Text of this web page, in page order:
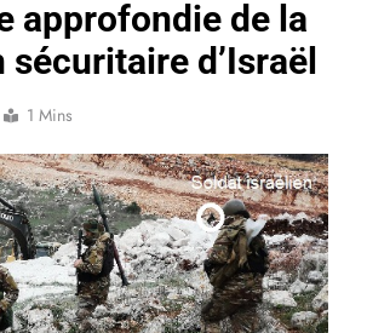
approfondie de la
d’Israël
1 Mins